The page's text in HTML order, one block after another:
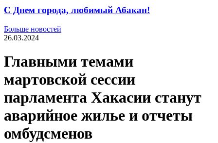
С Днем города, любимый Абакан!
Больше новостей
26.03.2024
Главными темами
мартовской сессии
парламента Хакасии станут
аварийное жилье и отчеты
омбудсменов